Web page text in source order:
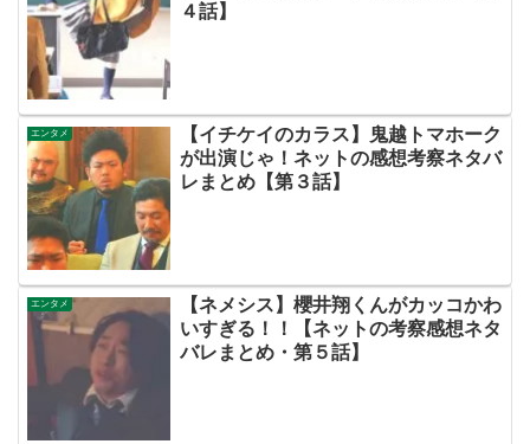
４話】
エンタメ
【イチケイのカラス】鬼越トマホーク
が出演じゃ！ネットの感想考察ネタバ
レまとめ【第３話】
エンタメ
【ネメシス】櫻井翔くんがカッコかわ
いすぎる！！【ネットの考察感想ネタ
バレまとめ・第５話】